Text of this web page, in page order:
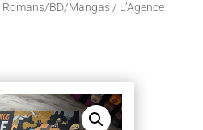
Romans/BD/Mangas/ L’Agence